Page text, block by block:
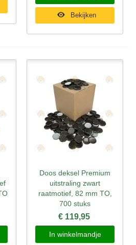
Bekijken
Doos deksel Premium
uitstraling zwart
raatmotief, 82 mm TO,
700 stuks
€ 119,95
In winkelmandje